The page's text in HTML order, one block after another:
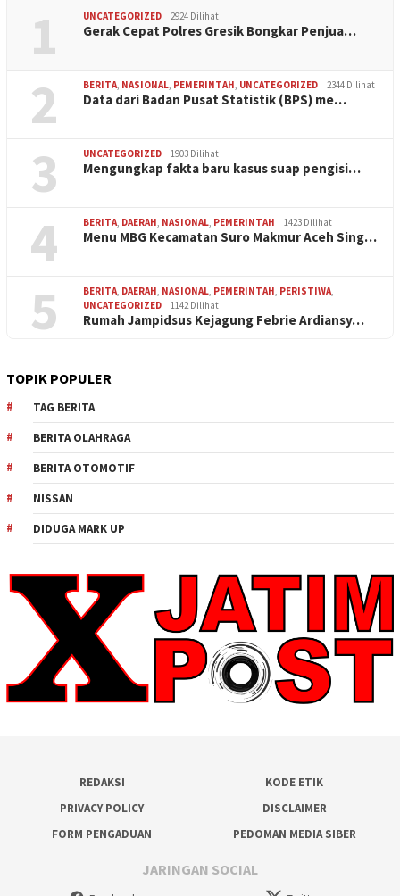
1 UNCATEGORIZED 2924 Dilihat
Gerak Cepat Polres Gresik Bongkar Penjua…
2 BERITA NASIONAL PEMERINTAH UNCATEGORIZED 2344 Dilihat
Data dari Badan Pusat Statistik (BPS) me…
3 UNCATEGORIZED 1903 Dilihat
Mengungkap fakta baru kasus suap pengisi…
4 BERITA DAERAH NASIONAL PEMERINTAH 1423 Dilihat
Menu MBG Kecamatan Suro Makmur Aceh Sing…
5 BERITA DAERAH NASIONAL PEMERINTAH PERISTIWA
UNCATEGORIZED
1142 Dilihat
Rumah Jampidsus Kejagung Febrie Ardiansy…
TOPIK POPULER
TAG BERITA
BERITA OLAHRAGA
BERITA OTOMOTIF
NISSAN
DIDUGA MARK UP
REDAKSI
KODE ETIK
PRIVACY POLICY
DISCLAIMER
FORM PENGADUAN
PEDOMAN MEDIA SIBER
JARINGAN SOCIAL